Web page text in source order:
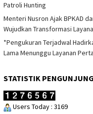
Patroli Hunting
Menteri Nusron Ajak BPKAD
Wujudkan Transformasi
*Pengukuran Terjadwal
Lama Menunggu Layanan
STATISTIK PENGUNJUNG
Users Today : 3169